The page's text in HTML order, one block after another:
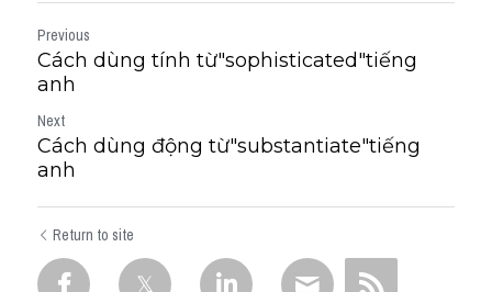
Previous
Cách dùng tính từ"sophisticated"tiếng
anh
Next
Cách dùng động từ"substantiate"tiếng
anh
Return to site